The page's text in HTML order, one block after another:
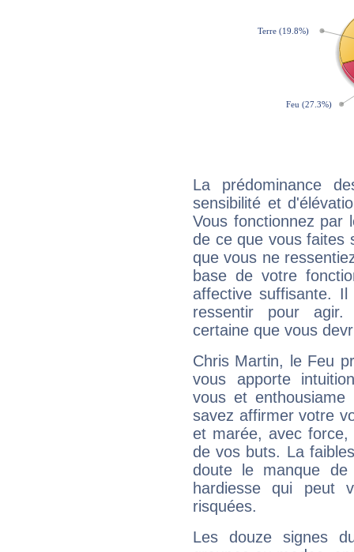
La prédominance
sensibilité et
Vous fonctionnez
de ce que vous faites
que vous ne
base de votre
affective suffisante.
ressentir pour agir.
certaine que vous
Chris Martin, le Feu
vous apporte
vous et
savez affirmer votre
et marée, avec
de vos buts. La
doute le manque
hardiesse qui peut
risquées.
Les douze signes